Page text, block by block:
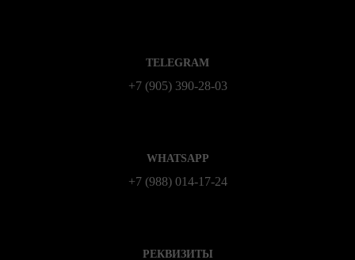
TELEGRAM
+7 (905) 390-28-03
WHATSAPP
+7 (988) 014‑17‑24
РЕКВИЗИТЫ